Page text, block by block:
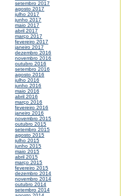
setembro 2017
agosto 2017
julho 2017
junho 2017
maio 2017
abril 2017
março 2017
fevereiro 2017
janeiro 2017
dezembro 2016
novembro 2016
outubro 2016
setembro 2016
agosto 2016
julho 2016
junho 2016
maio 2016
abril 2016
março 2016
fevereiro 2016
janeiro 2016
novembro 2015
outubro 2015
setembro 2015
agosto 2015
julho 2015
junho 2015
maio 2015
abril 2015
março 2015
fevereiro 2015
dezembro 2014
novembro 2014
outubro 2014
setembro 2014